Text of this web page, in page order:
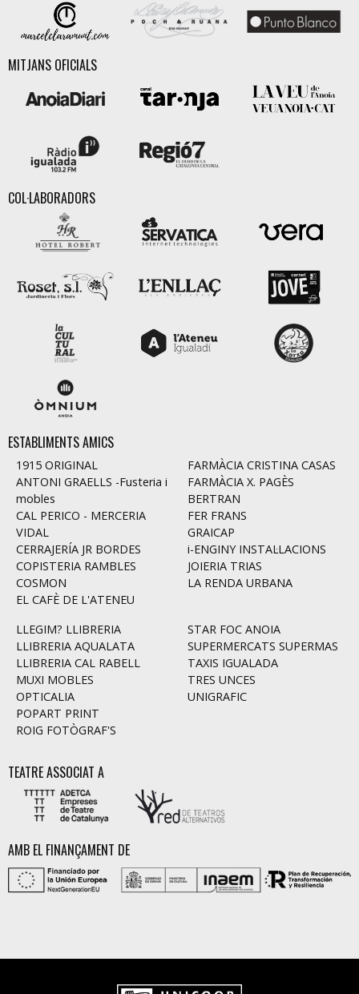
MITJANS OFICIALS
COL·LABORADORS
ESTABLIMENTS AMICS
1915 ORIGINAL
ANTONI GRAELLS -Fusteria i
mobles
CAL PERICO - MERCERIA
VIDAL
CERRAJERÍA JR BORDES
COPISTERIA RAMBLES
COSMON
EL CAFÈ DE L'ATENEU
FARMÀCIA CRISTINA CASAS
FARMÀCIA X. PAGÈS
BERTRAN
FER FRANS
GRAICAP
i-ENGINY INSTAL·LACIONS
JOIERIA TRIAS
LA RENDA URBANA
LLEGIM? LLIBRERIA
LLIBRERIA AQUALATA
LLIBRERIA CAL RABELL
MUXI MOBLES
OPTICALIA
POPART PRINT
ROIG FOTÒGRAF'S
STAR FOC ANOIA
SUPERMERCATS SUPERMAS
TAXIS IGUALADA
TRES UNCES
UNIGRAFIC
TEATRE ASSOCIAT A
AMB EL FINANÇAMENT DE